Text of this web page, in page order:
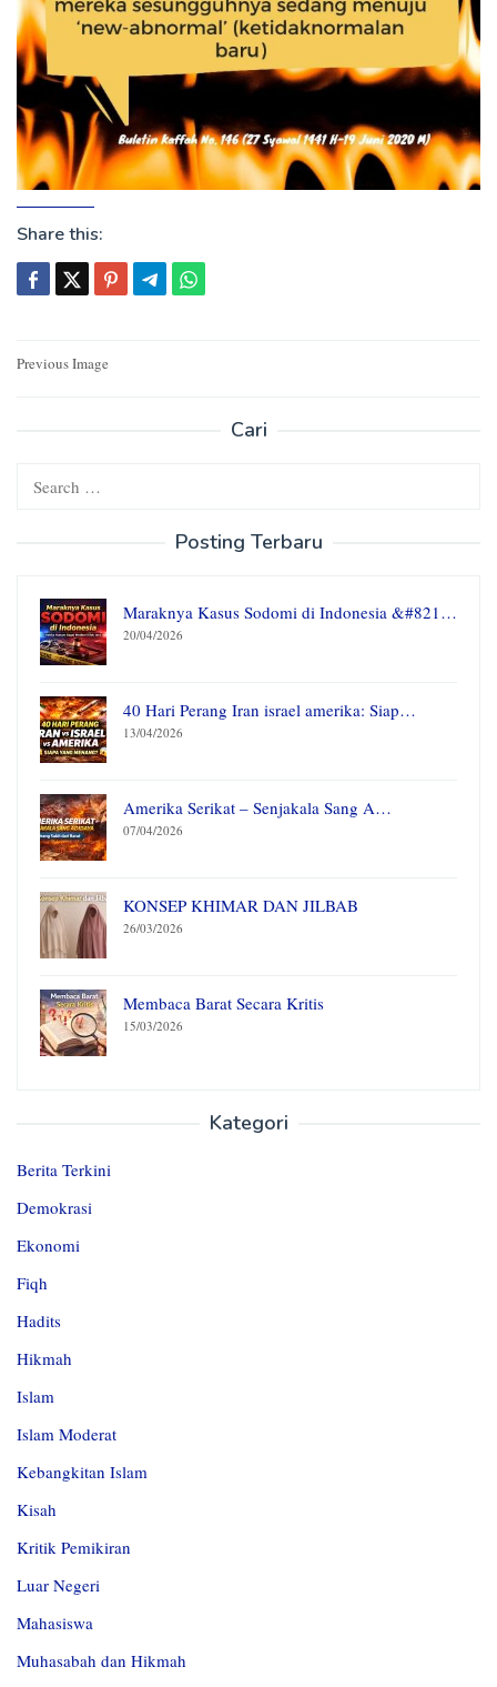
Share this:
Post
Previous Image
Cari
Posting Terbaru
Maraknya Kasus Sodomi di Indonesia &#821…
20/04/2026
40 Hari Perang Iran israel amerika: Siap…
13/04/2026
Amerika Serikat – Senjakala Sang A…
07/04/2026
KONSEP KHIMAR DAN JILBAB
26/03/2026
Membaca Barat Secara Kritis
15/03/2026
Kategori
Berita Terkini
Demokrasi
Ekonomi
Fiqh
Hadits
Hikmah
Islam
Islam Moderat
Kebangkitan Islam
Kisah
Kritik Pemikiran
Luar Negeri
Mahasiswa
Muhasabah dan Hikmah